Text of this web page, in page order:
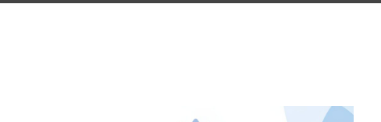
°Efficiente Spese di
ridotto, lunga durata,
Asciugatura rapida per